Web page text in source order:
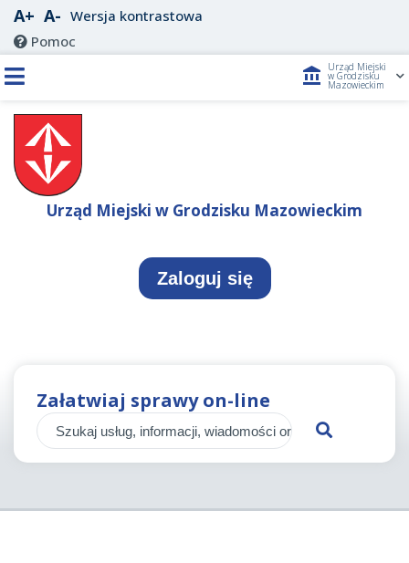
A+ A- Wersja kontrastowa
Pomoc
account_balance Urząd Miejski
w Grodzisku
Mazowieckim
Urząd Miejski w Grodzisku Mazowieckim
Zaloguj się
Załatwiaj sprawy on-line